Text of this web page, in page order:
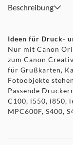
Beschreibung
Ideen für Druck-
Nur mit Canon
zum Canon
für Grußkarten,
Fotoobjekte
Passende
C100, i550, i850,
MPC600F, S400,